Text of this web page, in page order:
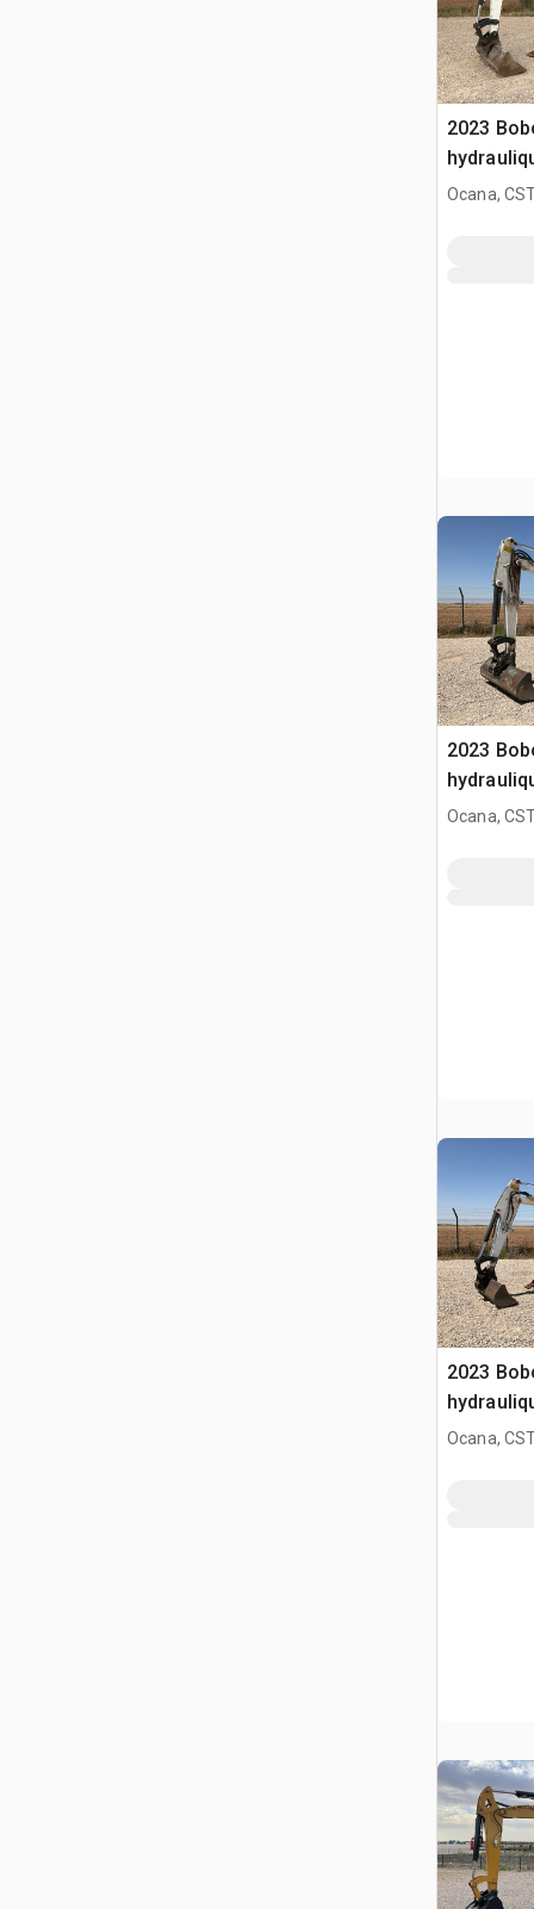
2023
Ocana,
2023
Ocana,
2023
Ocana,